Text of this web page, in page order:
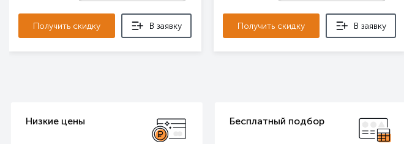
Получить скидку В заявку Получить скидку В заявку
Низкие цены Бесплатный подбор